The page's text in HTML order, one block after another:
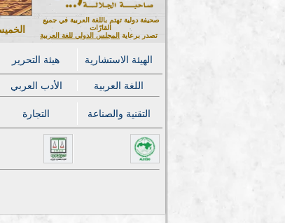
صحيفة دولية تهتم باللغة العربية في جميع
القارّات
تصدر برعاية
المجلس الدولي للغة العربية
هيئة التحرير الهيئة الاستشارية
الأدب العربي
اللغة العربية
التجارة التقنية والصناعة